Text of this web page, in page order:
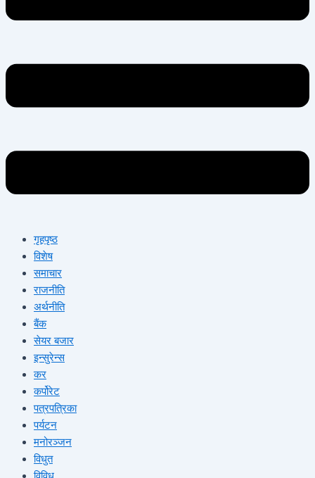
गृहपृष्ठ
विशेष
समाचार
राजनीति
अर्थनीति
बैंक
सेयर बजार
इन्सुरेन्स
कर
कर्पोरेट
पत्रपत्रिका
पर्यटन
मनोरञ्जन
विधुत